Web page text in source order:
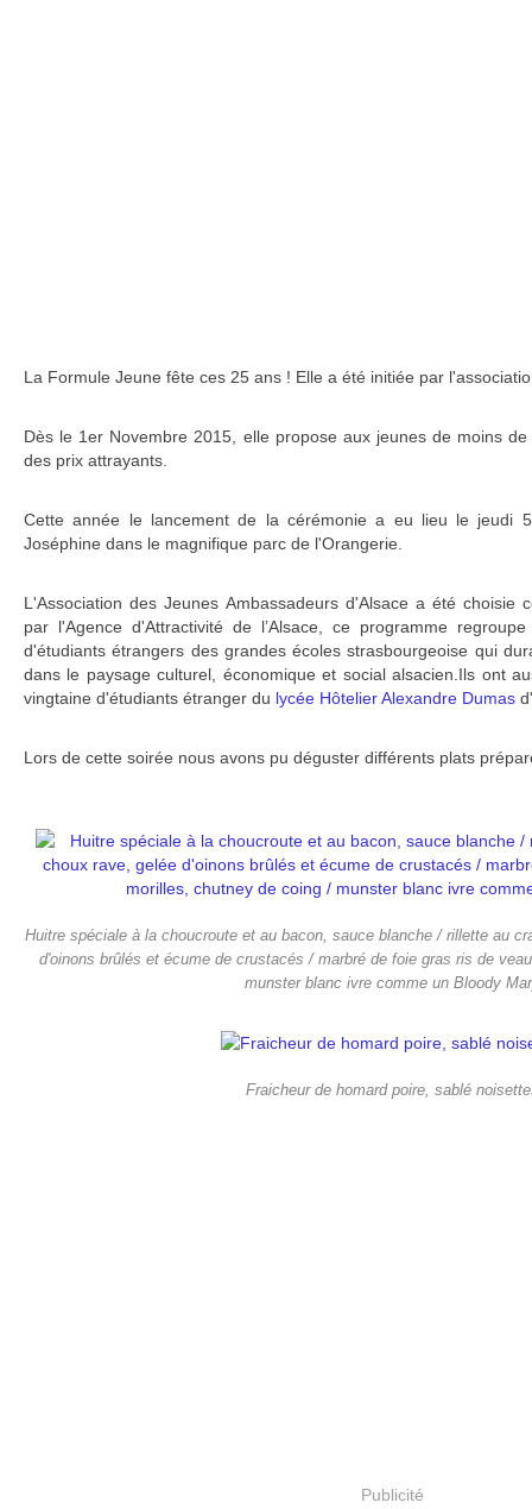
La Formule Jeune fête ces 25 ans ! Elle a été initiée par
Dès le 1er Novembre 2015, elle propose aux jeunes de moins
des prix attrayants.
Cette année le lancement de la cérémonie a eu lieu le jeudi
Joséphine dans le magnifique parc de l'Orangerie.
L'Association des Jeunes Ambassadeurs d'Alsace a été choisie
par l'Agence d'Attractivité de l’Alsace, ce programme
d'étudiants étrangers des grandes écoles strasbourgeoise qui
dans le paysage culturel, économique et social alsacien.Ils ont
vingtaine d'étudiants étranger du lycée Hôtelier Alexandre Dumas
Lors de cette soirée nous avons pu déguster différents plats
Huitre spéciale à la choucroute et au bacon, sauce blanche / rillette au
d'oinons brûlés et écume de crustacés / marbré de foie gras ris de
munster blanc ivre comme un Bloody
Fraicheur de homard poire, sablé
Publicité